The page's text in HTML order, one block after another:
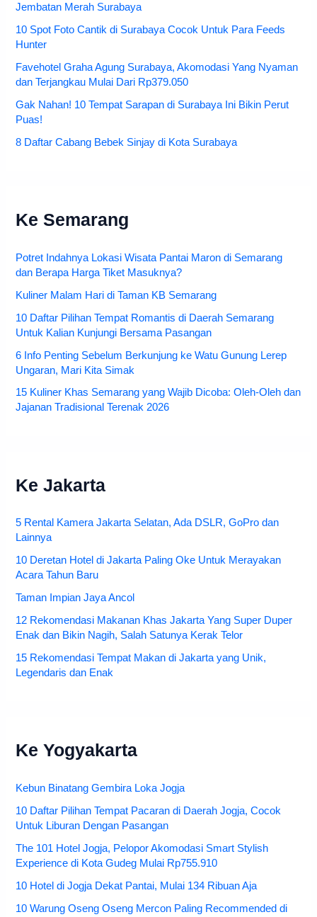
Jembatan Merah Surabaya
10 Spot Foto Cantik di Surabaya Cocok Untuk Para Feeds
Hunter
Favehotel Graha Agung Surabaya, Akomodasi Yang Nyaman
dan Terjangkau Mulai Dari Rp379.050
Gak Nahan! 10 Tempat Sarapan di Surabaya Ini Bikin Perut
Puas!
8 Daftar Cabang Bebek Sinjay di Kota Surabaya
Ke Semarang
Potret Indahnya Lokasi Wisata Pantai Maron di Semarang
dan Berapa Harga Tiket Masuknya?
Kuliner Malam Hari di Taman KB Semarang
10 Daftar Pilihan Tempat Romantis di Daerah Semarang
Untuk Kalian Kunjungi Bersama Pasangan
6 Info Penting Sebelum Berkunjung ke Watu Gunung Lerep
Ungaran, Mari Kita Simak
15 Kuliner Khas Semarang yang Wajib Dicoba: Oleh-Oleh dan
Jajanan Tradisional Terenak 2026
Ke Jakarta
5 Rental Kamera Jakarta Selatan, Ada DSLR, GoPro dan
Lainnya
10 Deretan Hotel di Jakarta Paling Oke Untuk Merayakan
Acara Tahun Baru
Taman Impian Jaya Ancol
12 Rekomendasi Makanan Khas Jakarta Yang Super Duper
Enak dan Bikin Nagih, Salah Satunya Kerak Telor
15 Rekomendasi Tempat Makan di Jakarta yang Unik,
Legendaris dan Enak
Ke Yogyakarta
Kebun Binatang Gembira Loka Jogja
10 Daftar Pilihan Tempat Pacaran di Daerah Jogja, Cocok
Untuk Liburan Dengan Pasangan
The 101 Hotel Jogja, Pelopor Akomodasi Smart Stylish
Experience di Kota Gudeg Mulai Rp755.910
10 Hotel di Jogja Dekat Pantai, Mulai 134 Ribuan Aja
10 Warung Oseng Oseng Mercon Paling Recommended di